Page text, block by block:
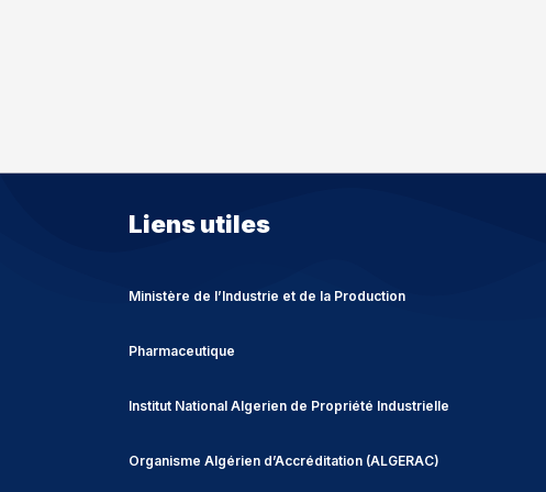
Liens utiles
Ministère de l’Industrie et de la Production
Pharmaceutique
Institut National Algerien de Propriété Industrielle
Organisme Algérien d’Accréditation (ALGERAC)